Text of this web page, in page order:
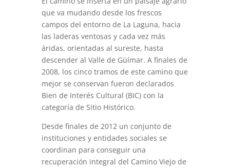
que va mudando desde los frescos
campos del entorno de La Laguna, hacia
las laderas ventosas y cada vez más
áridas, orientadas al sureste, hasta
descender al Valle de Güímar. A finales de
2008, los cinco tramos de este camino que
mejor se conservan fueron declarados
Bien de Interés Cultural (BIC) con la
categoría de Sitio Histórico.
Desde finales de 2012 un conjunto de
instituciones y entidades sociales se
coordinan para conseguir una
recuperación integral del Camino Viejo de